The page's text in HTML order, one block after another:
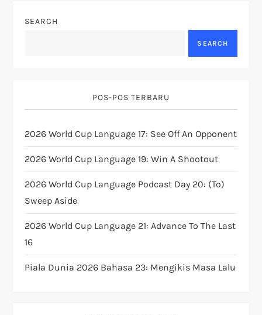
i
o
n
SEARCH
SEARCH
POS-POS TERBARU
2026 World Cup Language 17: See Off An Opponent
2026 World Cup Language 19: Win A Shootout
2026 World Cup Language Podcast Day 20: (to)
Sweep Aside
2026 World Cup Language 21: Advance To The Last
16
Piala Dunia 2026 Bahasa 23: Mengikis Masa Lalu